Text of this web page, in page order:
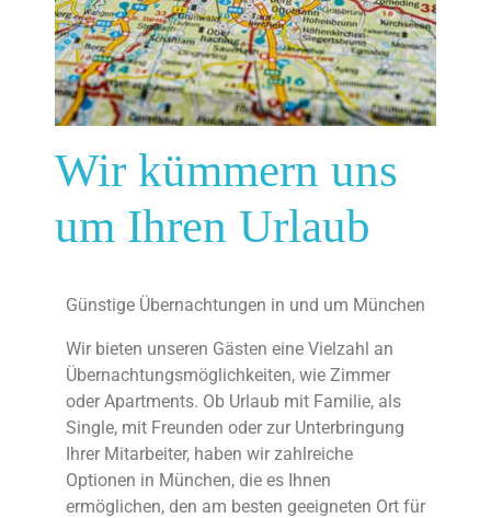
Wir kümmern uns
um Ihren Urlaub
Günstige Übernachtungen in und um München
Wir bieten unseren Gästen eine Vielzahl an
Übernachtungsmöglichkeiten, wie Zimmer
oder Apartments. Ob Urlaub mit Familie, als
Single, mit Freunden oder zur Unterbringung
Ihrer Mitarbeiter, haben wir zahlreiche
Optionen in München, die es Ihnen
ermöglichen, den am besten geeigneten Ort für